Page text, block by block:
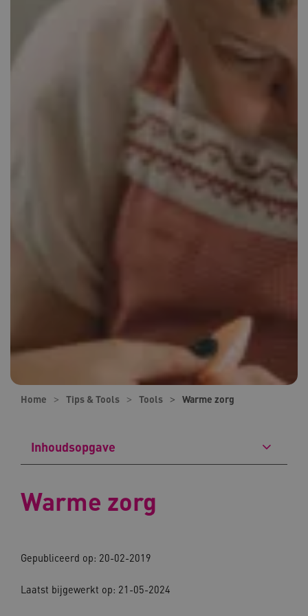
Home Tips & Tools Tools Warme zorg
Inhoudsopgave
Warme zorg
Gepubliceerd op: 20-02-2019
Laatst bijgewerkt op: 21-05-2024